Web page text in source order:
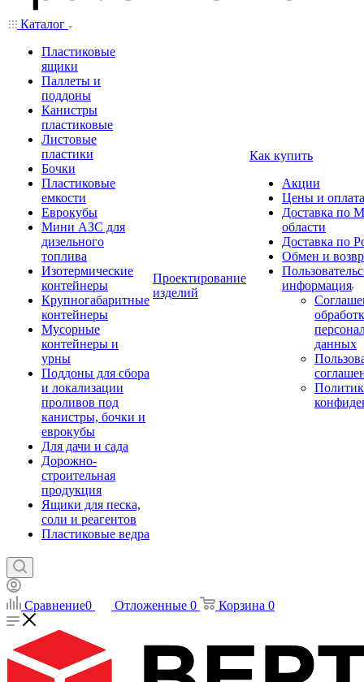
Каталог
Пластиковые
ящики
Паллеты и
поддоны
Канистры
пластиковые
Листовые
пластики
Бочки
Пластиковые
емкости
Еврокубы
Мини АЗС для
дизельного
топлива
Изотермические
контейнеры
Крупногабаритные
контейнеры
Мусорные
контейнеры и
урны
Поддоны для сбора
и локализации
проливов под
канистры, бочки и
еврокубы
Для дачи и сада
Дорожно-
строительная
продукция
Ящики для песка,
соли и реагентов
Пластиковые ведра
Проектирование
изделий
Как купить
Акции
Цены и оплата
Доставка по
области
Доставка по
Обмен и
информация
данных
Сравнение0 Отложенные 0 Корзина 0